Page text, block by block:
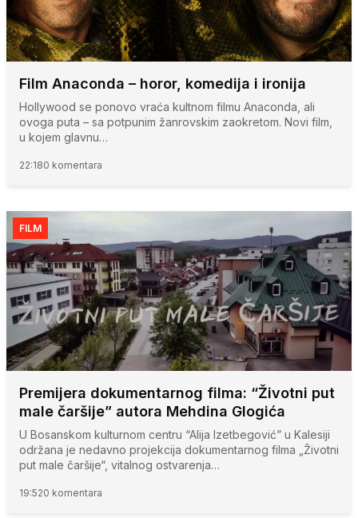
Film Anaconda – horor, komedija i ironija
Hollywood se ponovo vraća kultnom filmu Anaconda, ali
ovoga puta – sa potpunim žanrovskim zaokretom. Novi film,
u kojem glavnu…
22:180 komentara
FILM
Premijera dokumentarnog filma: “Životni put
male čaršije” autora Mehdina Glogića
U Bosanskom kulturnom centru “Alija Izetbegović” u Kalesiji
održana je nedavno projekcija dokumentarnog filma „Životni
put male čaršije“, vitalnog ostvarenja…
19:520 komentara